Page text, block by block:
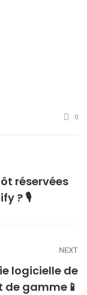
0
réservées
? 🎙️
NEXT
logicielle de
gamme📱